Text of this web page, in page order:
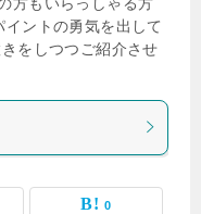
ントの勇気を出して
をしつつご紹介させ
0